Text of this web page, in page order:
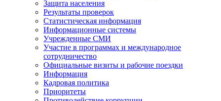
Защита населения
Результаты проверок
Статистическая информация
Информационные системы
Учрежденные СМИ
Участие в программах и международное
сотрудничество
Официальные визиты и рабочие поездки
Информация
Кадровая политика
Приоритеты